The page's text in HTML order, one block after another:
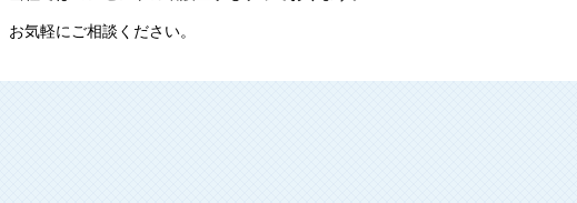
お気軽にご相談ください。